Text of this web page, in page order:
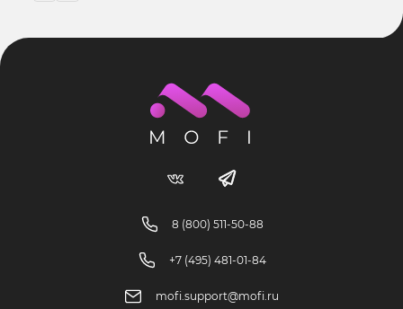
8 (800) 511-50-88
+7 (495) 481-01-84
mofi.support@mofi.ru